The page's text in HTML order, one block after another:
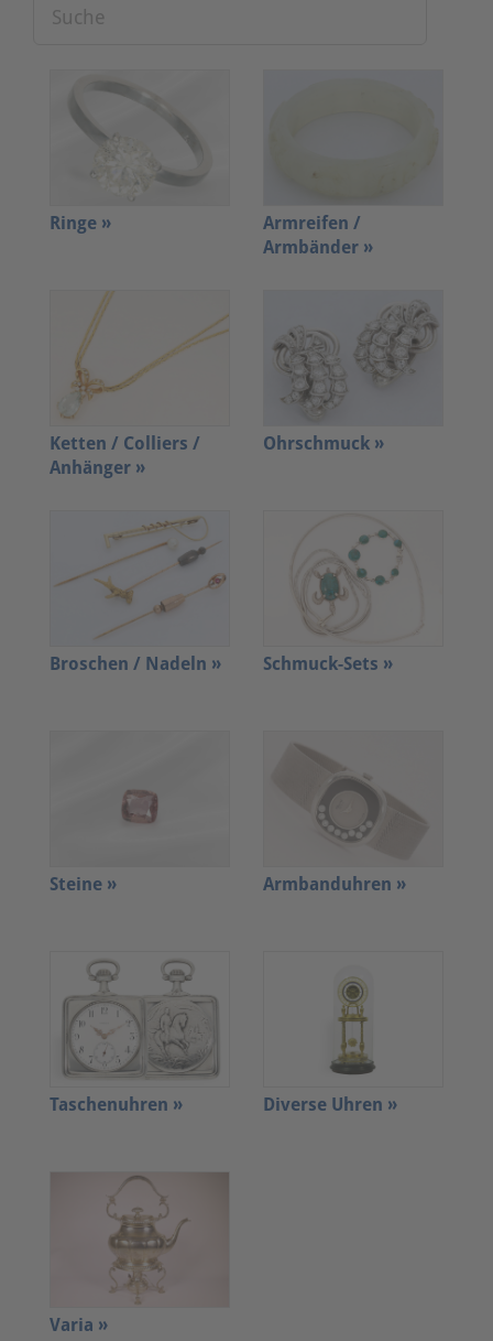
Ringe »
Armreifen /
Armbänder »
Ketten / Colliers /
Anhänger »
Ohrschmuck »
Broschen / Nadeln » Schmuck-Sets »
Steine » Armbanduhren »
Taschenuhren » Diverse Uhren »
Varia »